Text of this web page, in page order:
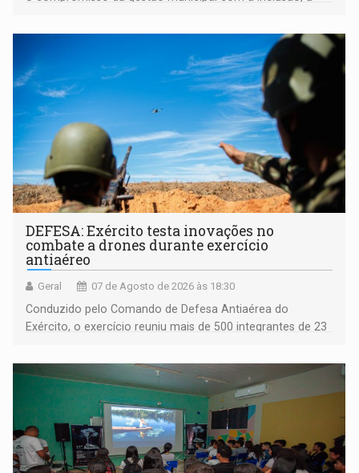
DEFESA: Exército testa inovações no
combate a drones durante exercício
antiaéreo
Geral 07 de Agosto de 2026 às 18:30
Conduzido pelo Comando de Defesa Antiaérea do
Exército, o exercício reuniu mais de 500 integrantes de 23